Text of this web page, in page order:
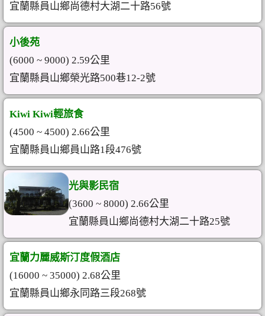
宜蘭縣員山鄉尚德村大湖二十路56號
小後苑
(6000 ~ 9000) 2.59公里
宜蘭縣員山鄉榮光路500巷12-2號
Kiwi Kiwi輕旅食
(4500 ~ 4500) 2.66公里
宜蘭縣員山鄉員山路1段476號
光與影民宿
(3600 ~ 8000) 2.66公里
宜蘭縣員山鄉尚德村大湖二十路25號
宜蘭力麗威斯汀度假酒店
(16000 ~ 35000) 2.68公里
宜蘭縣員山鄉永同路三段268號